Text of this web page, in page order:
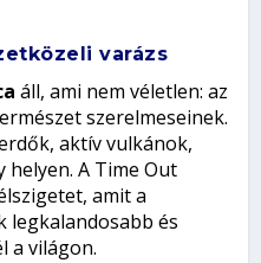
varázs
áll, ami nem véletlen: az
szerelmeseinek.
aktív vulkánok,
A Time Out
amit a
legkalandosabb és
a világon.